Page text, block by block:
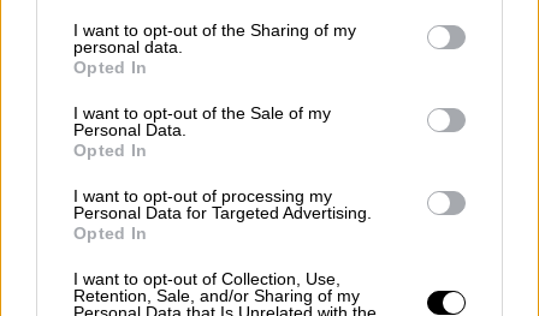
not limited to your visit or usage behaviour. You may click to
grant or deny consent to Google and its third-party tags to
use your data for below specified purposes in below Google
consent section.
I want to opt-out of the Sharing of my
personal data.
Opted In
I want to opt-out of the Sale of my
Personal Data.
Opted In
I want to opt-out of processing my
Personal Data for Targeted Advertising.
Opted In
I want to opt-out of Collection, Use,
Retention, Sale, and/or Sharing of my
Personal Data that Is Unrelated with the
Σύμφωνα με πληροφορίες, ο άτυχος άνδρας
τραυματίστηκε κατά τη διάρκεια πεζοπορίας
μετά από πτώση στη θέση Λούκι
Αρχικά,μεταφέρθηκε από υπαλλήλους του
καταφυγίου
στο «Κάκκαλος». Με εντολή του
ελικόπτεροτου ΠΣ, το οποίο ξεκίνησε από